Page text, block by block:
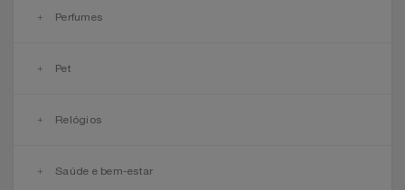
Perfumes
Pet
Relógios
Saúde e bem-estar